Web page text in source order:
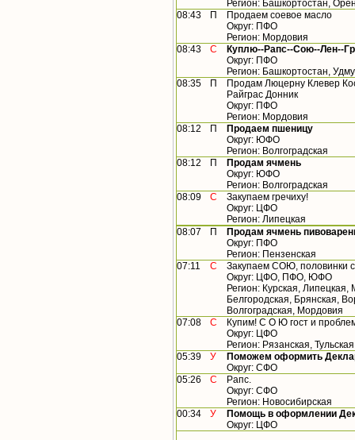
Регион: Башкортостан,
08:43
П
Продаем соевое масло
Округ: ПФО
Регион: Мордовия
08:43
С
Куплю--Рапс--Сою--Лен--
Округ: ПФО
Регион: Башкортостан,
08:35
П
Продам Люцерну Клевер
Райграс Донник
Округ: ПФО
Регион: Мордовия
08:12
П
Продаем пшеницу
Округ: ЮФО
Регион: Волгоградская
08:12
П
Продам ячмень
Округ: ЮФО
Регион: Волгоградская
08:09
С
Закупаем гречиху!
Округ: ЦФО
Регион: Липецкая
08:07
П
Продам ячмень
Округ: ПФО
Регион: Пензенская
07:11
С
Закупаем СОЮ, половинки
Округ: ЦФО, ПФО, ЮФО
Регион: Курская, Липецкая,
Белгородская, Брянская,
Волгоградская, Мордовия
07:08
С
Купим! С О Ю гост и
Округ: ЦФО
Регион: Рязанская, Тульская
05:39
У
Поможем оформить
Округ: СФО
05:26
С
Рапс.
Округ: СФО
Регион: Новосибирская
00:34
У
Помощь в оформлении
Округ: ЦФО